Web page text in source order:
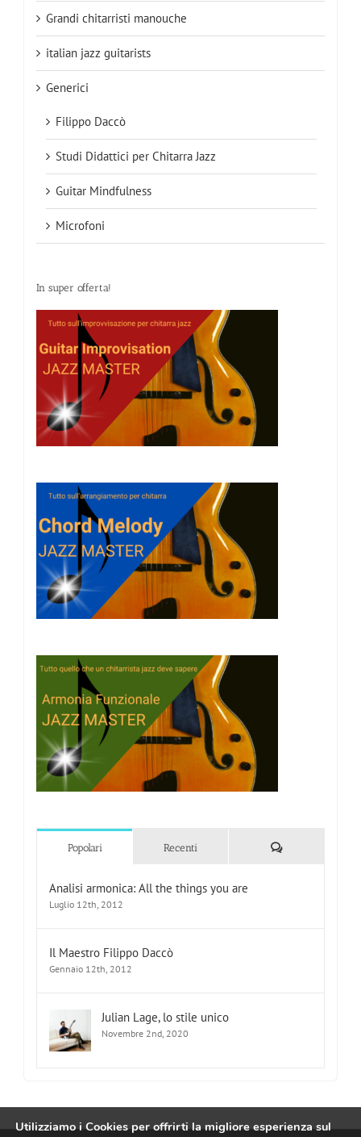
Grandi chitarristi manouche
italian jazz guitarists
Generici
Filippo Daccò
Studi Didattici per Chitarra Jazz
Guitar Mindfulness
Microfoni
In super offerta!
Popolari Recenti Commenti
Analisi armonica: All the things you are
Luglio 12th, 2012
Il Maestro Filippo Daccò
Gennaio 12th, 2012
Julian Lage, lo stile unico
Novembre 2nd, 2020
Utilizziamo i Cookies per offrirti la migliore esperienza sul